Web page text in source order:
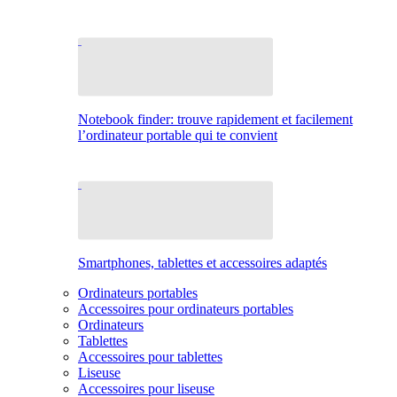
Notebook finder: trouve rapidement et facilement
l’ordinateur portable qui te convient
Smartphones, tablettes et accessoires adaptés
Ordinateurs portables
Accessoires pour ordinateurs portables
Ordinateurs
Tablettes
Accessoires pour tablettes
Liseuse
Accessoires pour liseuse